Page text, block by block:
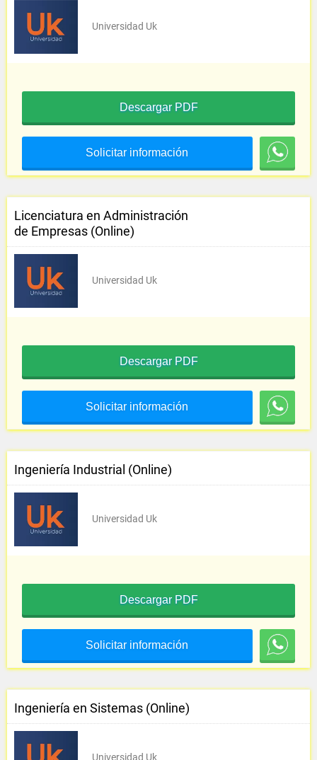
Universidad Uk
Descargar PDF
Solicitar información
Licenciatura en Administración
de Empresas (Online)
Universidad Uk
Descargar PDF
Solicitar información
Ingeniería Industrial (Online)
Universidad Uk
Descargar PDF
Solicitar información
Ingeniería en Sistemas (Online)
Universidad Uk